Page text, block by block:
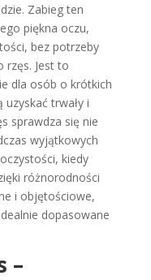
Zabieg ten
piękna oczu,
bez potrzeby
rzęs. Jest to
dla osób o krótkich
trwały i
sprawdza się nie
wyjątkowych
kiedy
różnorodności
i objętościowe,
dopasowane
–